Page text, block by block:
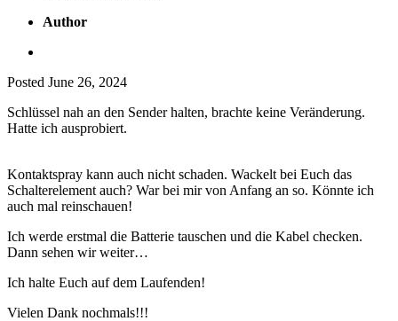
Author
Posted June 26, 2024
Schlüssel nah an den Sender halten, brachte keine Veränderung.
Hatte ich ausprobiert.
Kontaktspray kann auch nicht schaden. Wackelt bei Euch das
Schalterelement auch? War bei mir von Anfang an so. Könnte ich
auch mal reinschauen!
Ich werde erstmal die Batterie tauschen und die Kabel checken.
Dann sehen wir weiter…
Ich halte Euch auf dem Laufenden!
Vielen Dank nochmals!!!